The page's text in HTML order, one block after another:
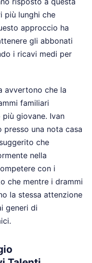
più lunghi che
approccio ha
gli abbonati
i ricavi medi per
avvertono che la
familiari
giovane. Ivan
presso una nota casa
che
nella
con i
che mentre i drammi
la stessa attenzione
generi di